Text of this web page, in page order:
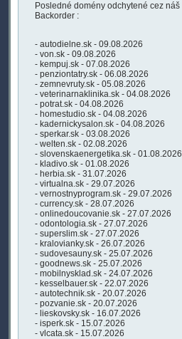
Posledné domény odchytené cez náš
Backorder :
- autodielne.sk - 09.08.2026
- von.sk - 09.08.2026
- kempuj.sk - 07.08.2026
- penziontatry.sk - 06.08.2026
- zemnevruty.sk - 05.08.2026
- veterinarnaklinika.sk - 04.08.2026
- potrat.sk - 04.08.2026
- homestudio.sk - 04.08.2026
- kadernickysalon.sk - 04.08.2026
- sperkar.sk - 03.08.2026
- welten.sk - 02.08.2026
- slovenskaenergetika.sk - 01.08.2026
- kladivo.sk - 01.08.2026
- herbia.sk - 31.07.2026
- virtualna.sk - 29.07.2026
- vernostnyprogram.sk - 29.07.2026
- currency.sk - 28.07.2026
- onlinedoucovanie.sk - 27.07.2026
- odontologia.sk - 27.07.2026
- superslim.sk - 27.07.2026
- kralovianky.sk - 26.07.2026
- sudovesauny.sk - 25.07.2026
- goodnews.sk - 25.07.2026
- mobilnysklad.sk - 24.07.2026
- kesselbauer.sk - 22.07.2026
- autotechnik.sk - 20.07.2026
- pozvanie.sk - 20.07.2026
- lieskovsky.sk - 16.07.2026
- isperk.sk - 15.07.2026
- vlcata.sk - 15.07.2026